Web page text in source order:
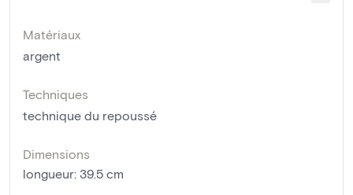
Matériaux
argent
Techniques
technique du repoussé
Dimensions
longueur: 39.5 cm